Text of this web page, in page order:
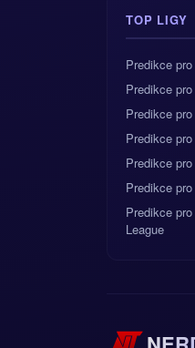
TOP LIGY
Predikce
Predikce
Predikce
Predikce
Predikce
Predikce
Predikce
League